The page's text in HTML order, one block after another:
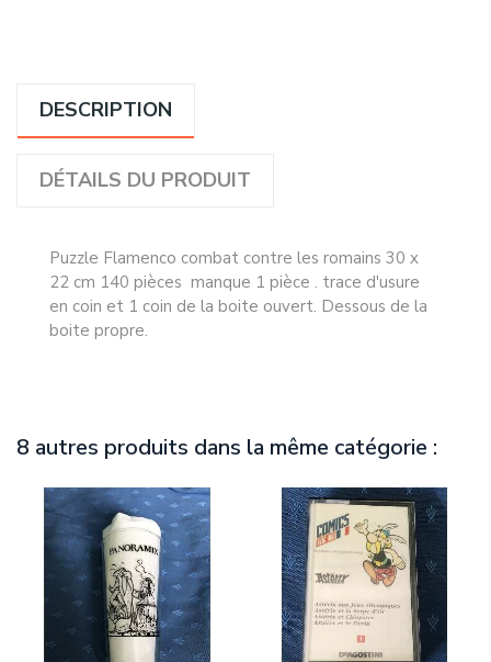
DESCRIPTION
DÉTAILS DU PRODUIT
Puzzle Flamenco combat contre les romains 30 x
22 cm 140 pièces manque 1 pièce . trace d'usure
en coin et 1 coin de la boite ouvert. Dessous de la
boite propre.
8 autres produits dans la même catégorie :